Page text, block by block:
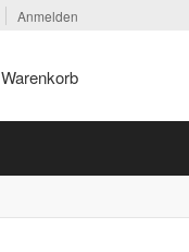
Anmelden
Warenkorb